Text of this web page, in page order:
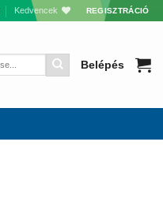
Kedvencek REGISZTRÁCIÓ
Belépés